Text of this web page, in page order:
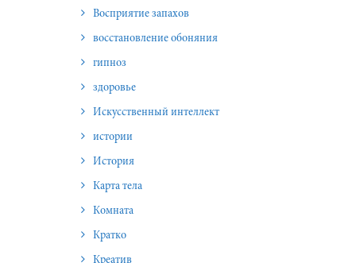
Восприятие запахов
восстановление обоняния
гипноз
здоровье
Искусственный интеллект
истории
История
Карта тела
Комната
Кратко
Креатив